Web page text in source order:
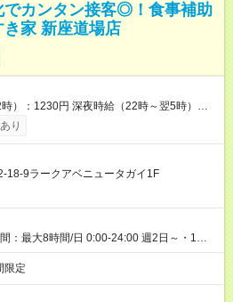
でカンタン接客◎！食事補助
家 新座道場店
）：1230円 深夜時給（22時～翌5時）：
朝手当（5：00-9：
）ですが、切り上げで一ヶ月とさせてい
度あり：15時間(研修中も同時給）
り
18-9ラークアベニュータガイ1F
：最大8時間/日 0:00-24:00 週2日～・1日
〇朝帯 5:00-9:00 〇昼帯 9:00-14:00 〇午
帯 18:00-22:00 〇深夜帯 22:00-翌5:00 基
限定